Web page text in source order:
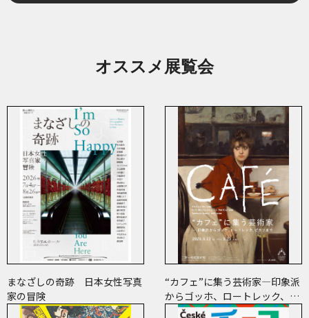
オススメ展覧会
まなざしの奇跡 日本女性写真
家の冒険
“カフェ”に集う芸術家―印象派
からゴッホ、ロートレック、ピ
カソまで